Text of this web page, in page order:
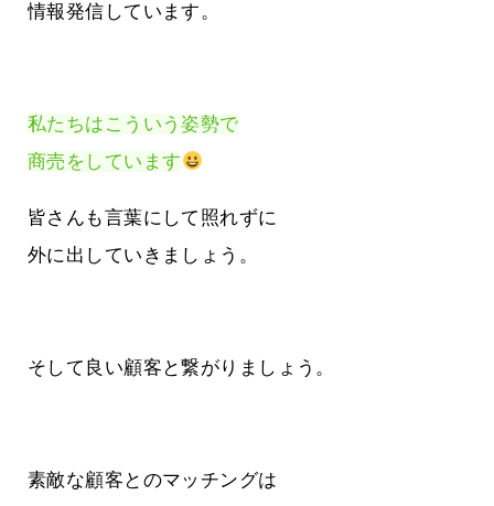
情報発信しています。
私たちはこういう姿勢で
商売をしています
皆さんも言葉にして照れずに
外に出していきましょう。
そして良い顧客と繋がりましょう。
素敵な顧客とのマッチングは